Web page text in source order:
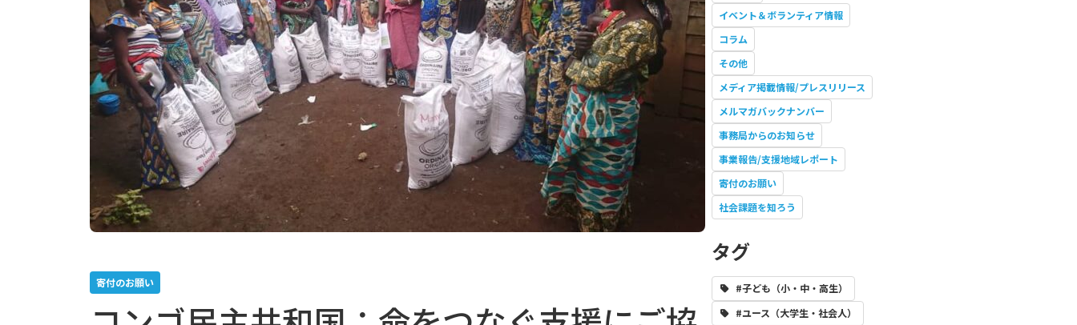
寄付のお願い
イベント＆ボランティア情報
コラム
その他
メディア掲載情報/プレスリリース
メルマガバックナンバー
事務局からのお知らせ
事業報告/支援地域レポート
寄付のお願い
社会課題を知ろう
タグ
#子ども（小・中・高生）
#ユース（大学生・社会人）